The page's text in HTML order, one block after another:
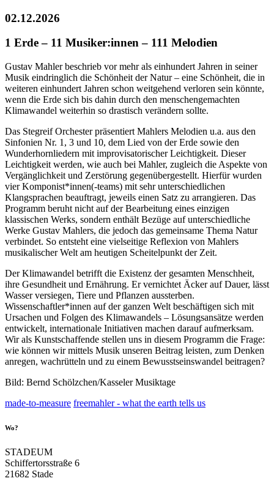
02.12.2026
1 Erde – 11 Musiker:innen – 111 Melodien
Gustav Mahler beschrieb vor mehr als einhundert Jahren in seiner
Musik eindringlich die Schönheit der Natur– eine Schönheit, die in
weiteren einhundert Jahren schon weitgehend verloren sein könnte,
wenn die Erde sich bis dahin durch den menschengemachten
Klimawandel weiterhin so drastisch verändern sollte.
Das Stegreif Orchester präsentiert Mahlers Melodien u.a. aus den
Sinfonien Nr. 1, 3 und 10, dem Lied von der Erde sowie den
Wunderhornliedern mit improvisatorischer Leichtigkeit. Dieser
Leichtigkeit werden, wie auch bei Mahler, zugleich die Aspekte von
Vergänglichkeit und Zerstörung gegenübergestellt. Hierfür wurden
vier Komponist*innen(-teams) mit sehr unterschiedlichen
Klangsprachen beauftragt, jeweils einen Satz zu arrangieren. Das
Programm beruht nicht auf der Bearbeitung eines einzigen
klassischen Werks, sondern enthält Bezüge auf unterschiedliche
Werke Gustav Mahlers, die jedoch das gemeinsame Thema Natur
verbindet. So entsteht eine vielseitige Reflexion von Mahlers
musikalischer Welt am heutigen Scheitelpunkt der Zeit.
Der Klimawandel betrifft die Existenz der gesamten Menschheit,
ihre Gesundheit und Ernährung. Er vernichtet Äcker auf Dauer, lässt
Wasser versiegen, Tiere und Pflanzen aussterben.
Wissenschaftler*innen auf der ganzen Welt beschäftigen sich mit
Ursachen und Folgen des Klimawandels – Lösungsansätze werden
entwickelt, internationale Initiativen machen darauf aufmerksam.
Wir als Kunstschaffende stellen uns in diesem Programm die Frage:
wie können wir mittels Musik unseren Beitrag leisten, zum Denken
anregen, wachrütteln und zu einem Bewusstseinswandel beitragen?
Bild: Bernd Schölzchen/Kasseler Musiktage
made-to-measure freemahler - what the earth tells us
Wo?
STADEUM
Schiffertorsstraße 6
21682 Stade